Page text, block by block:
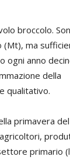
broccolo.
(Mt), ma
ogni anno
della
qualitativo.
primavera
primario